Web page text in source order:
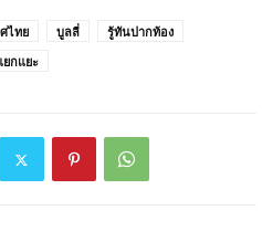
ไทย บูลลี่
รู้ทันปากท้อง
ยกแยะ